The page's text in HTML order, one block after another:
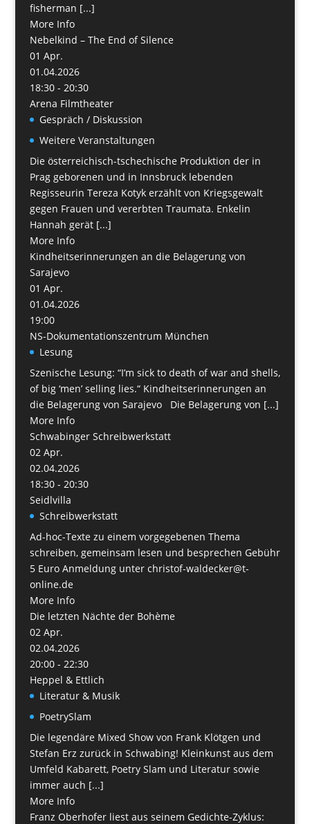
fisherman [...]
More Info
Nebelkind – The End of Silence
01 Apr.
01.04.2026
18:30 - 20:30
Arena Filmtheater
Gespräch / Diskussion
Weitere Veranstaltungen
Die österreichisch-tschechische Produktion der in
Prag geborenen und in Innsbruck lebenden
Regisseurin Tereza Kotyk erzählt von Kriegsgewalt
gegen Frauen und vererbten Traumata. Enkelin
Hannah gerät [...]
More Info
Kindheitserinnerungen an die Belagerung von
Sarajevo
01 Apr.
01.04.2026
19:00
NS-Dokumentationszentrum München
Lesung
Szenische Lesung: “I’m sick to death of war and shells,
of big ‘men’ selling lies.“ Kindheitserinnerungen an
die Belagerung von Sarajevo Die Belagerung von [...]
More Info
Schwabinger Schreibwerkstatt
02 Apr.
02.04.2026
18:30 - 20:30
Seidlvilla
Schreibwerkstatt
Ad-hoc-Texte zu einem vorgegebenen Thema
schreiben, gemeinsam lesen und besprechen Gebühr
5 Euro Anmeldung unter christof-waldecker@t-
online.de
More Info
Die letzten Nächte der Bohème
02 Apr.
02.04.2026
20:00 - 22:30
Heppel & Ettlich
Literatur & Musik
PoetrySlam
Die legendäre Mixed Show von Frank Klötgen und
Stefan Erz zurück in Schwabing! Kleinkunst aus dem
Umfeld Kabarett, Poetry Slam und Literatur sowie
immer auch [...]
More Info
Franz Oberhofer liest aus seinem Gedichte-Zyklus: